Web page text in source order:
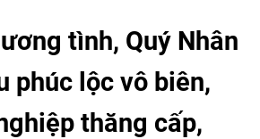
tình, Quý Nhân
phúc lộc vô biên,
thăng cấp,